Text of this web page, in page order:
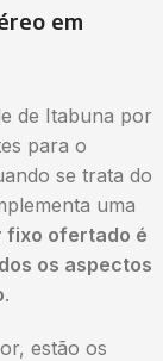
em
de Itabuna por
para o
se trata do
uma
fixo ofertado é
os aspectos
.
estão os